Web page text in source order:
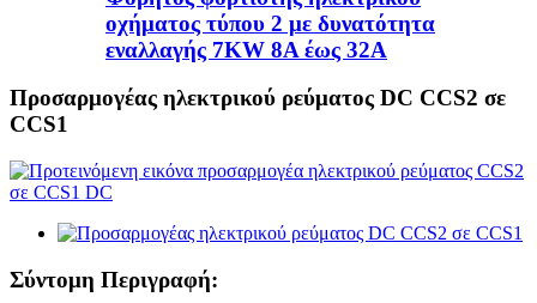
οχήματος τύπου 2 με δυνατότητα
εναλλαγής 7KW 8A έως 32A
Προσαρμογέας ηλεκτρικού ρεύματος DC CCS2 σε
CCS1
Σύντομη Περιγραφή: